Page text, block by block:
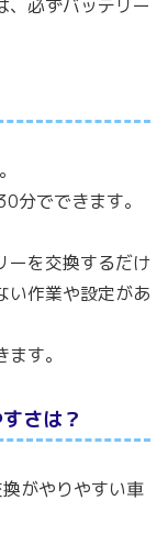
、必ずバッテリー
分でできます。
ーを交換するだけ
い作業や設定があ
す。
さは？
がやりやすい車